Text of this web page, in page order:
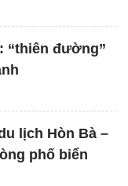
“thiên đường”
lịch Hòn Bà –
phố biển